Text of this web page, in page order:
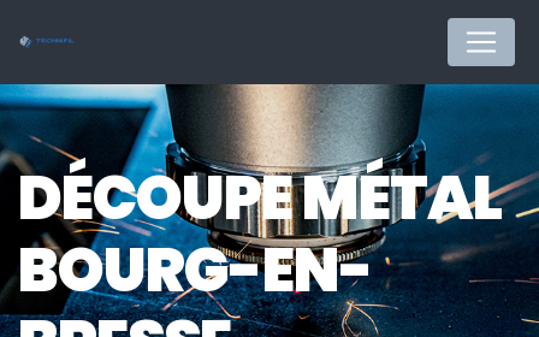
DÉCOUPE MÉTAL
BOURG-EN-